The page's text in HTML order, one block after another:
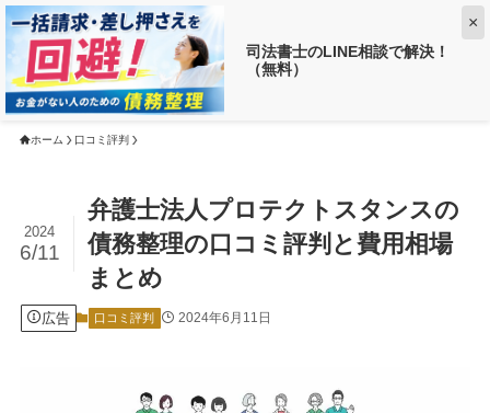
司法書士のLINE相談で解決！
（無料）
×
【返済がお得に!?】 借金がいくら減るか調べる ➡
ホーム 口コミ評判
弁護士法人プロテクトスタンスの
債務整理の口コミ評判と費用相場
まとめ
2024
6/11
広告 口コミ評判 2024年6月11日